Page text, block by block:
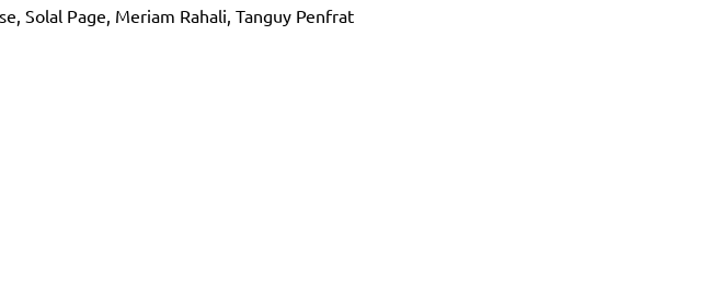
Solal Page, Meriam Rahali, Tanguy Penfrat